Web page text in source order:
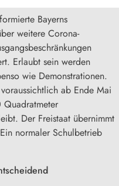
Bayerns
weitere Corona-
Erlaubt sein werden
wie Demonstrationen.
ab Ende Mai
Der Freistaat übernimmt
normaler Schulbetrieb